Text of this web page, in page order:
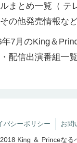
まとめ一覧（ テ
の他発売情報など
年7月のKing＆
配信出演番組一
バシーポリシー お問
King ＆ Princeなる